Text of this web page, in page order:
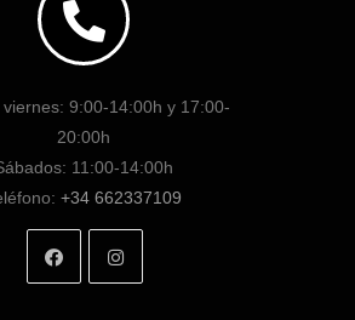
viernes: 9:00-14:00h y 17:00-
20:00h
11:00-14:00h
+34 662337109